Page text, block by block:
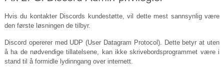
Hvis du kontakter Discords kundestøtte, vil dette mest sannsynlig være
den første løsningen de tilbyr.
Discord opererer med UDP (User Datagram Protocol). Dette betyr at uten
å ha de nødvendige tillatelsene, kan ikke skrivebordsprogrammet være i
stand til å formidle lydinngang over internett.